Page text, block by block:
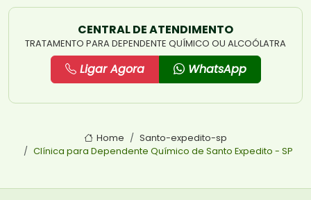
CENTRAL DE ATENDIMENTO
TRATAMENTO PARA DEPENDENTE QUÍMICO OU ALCOÓLATRA
Ligar Agora WhatsApp
Home
Santo-expedito-sp
Clínica para Dependente Químico de Santo Expedito - SP